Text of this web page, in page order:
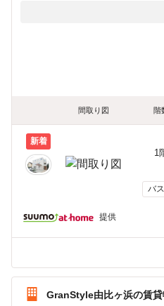
間取り図 階
新着
1
バ
提供
GranStyle由比ヶ浜の賃貸